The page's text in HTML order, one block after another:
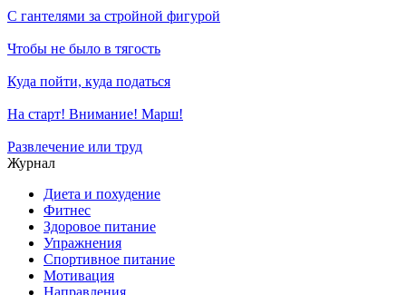
С гантелями за стройной фигурой
Чтобы не было в тягость
Куда пойти, куда податься
На старт! Внимание! Марш!
Развлечение или труд
Журнал
Диета и похудение
Фитнес
Здоровое питание
Упражнения
Спортивное питание
Мотивация
Направления